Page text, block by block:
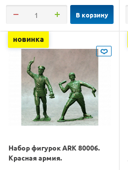
В корзину
новинка
Набор фигурок ARK 80006.
Красная армия.